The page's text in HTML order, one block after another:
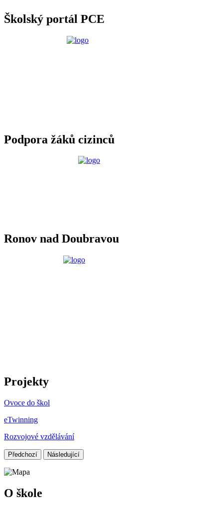
Školský portál PCE
Podpora žáků cizinců
Ronov nad Doubravou
Projekty
Ovoce do škol
eTwinning
Rozvojové vzdělávání
Předchozí Následující
O škole